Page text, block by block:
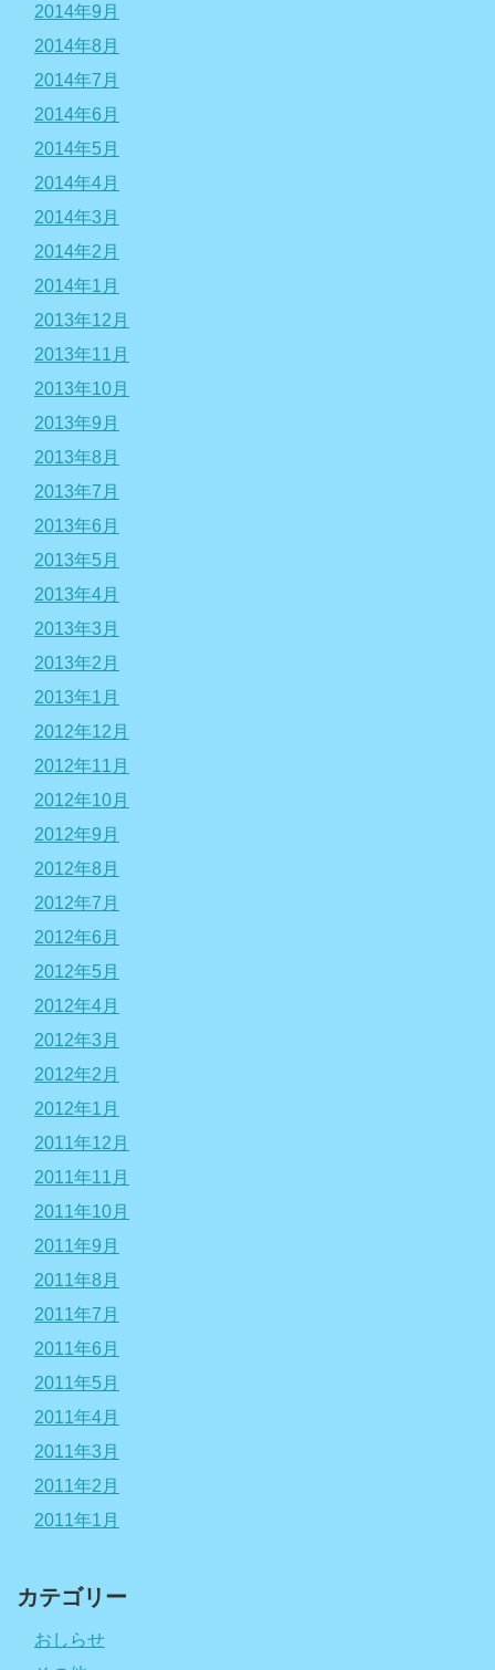
2014年9月
2014年8月
2014年7月
2014年6月
2014年5月
2014年4月
2014年3月
2014年2月
2014年1月
2013年12月
2013年11月
2013年10月
2013年9月
2013年8月
2013年7月
2013年6月
2013年5月
2013年4月
2013年3月
2013年2月
2013年1月
2012年12月
2012年11月
2012年10月
2012年9月
2012年8月
2012年7月
2012年6月
2012年5月
2012年4月
2012年3月
2012年2月
2012年1月
2011年12月
2011年11月
2011年10月
2011年9月
2011年8月
2011年7月
2011年6月
2011年5月
2011年4月
2011年3月
2011年2月
2011年1月
カテゴリー
おしらせ